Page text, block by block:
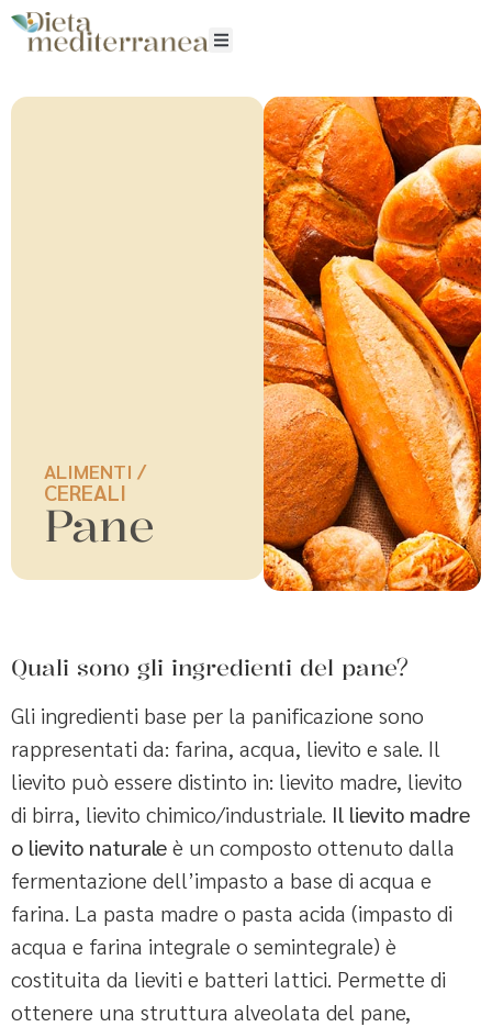
ALIMENTI /
CEREALI
Pane
Quali sono gli ingredienti del pane?
Gli ingredienti base per la panificazione sono
rappresentati da: farina, acqua, lievito e sale. Il
lievito può essere distinto in: lievito madre, lievito
di birra, lievito chimico/industriale. Il lievito madre
o lievito naturaleè un composto ottenuto dalla
fermentazione dell’impasto a base di acqua e
farina. La pasta madre o pasta acida (impasto di
acqua e farina integrale o semintegrale) è
costituita da lieviti e batteri lattici. Permette di
ottenere una struttura alveolata del pane,